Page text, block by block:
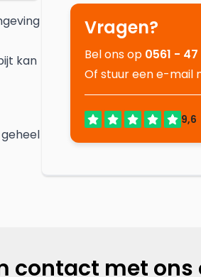
kan
Vragen?
Bel ons op 0561 -
Of stuur een e-mail
contact met ons